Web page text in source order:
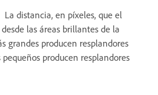
La distancia, en píxeles, que el
las áreas brillantes de la
grandes producen resplandores
producen resplandores